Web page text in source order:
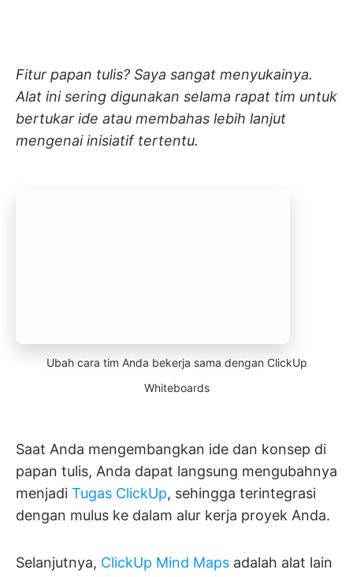
Fitur papan tulis? Saya sangat menyukainya.
Alat ini sering digunakan selama rapat tim untuk
bertukar ide atau membahas lebih lanjut
mengenai inisiatif tertentu.
Ubah cara tim Anda bekerja sama dengan ClickUp
Whiteboards
Saat Anda mengembangkan ide dan konsep di
papan tulis, Anda dapat langsung mengubahnya
menjadi Tugas ClickUp, sehingga terintegrasi
dengan mulus ke dalam alur kerja proyek Anda.
Selanjutnya, ClickUp Mind Maps adalah alat lain